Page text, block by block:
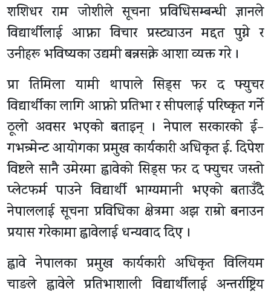
शशिधर राम जोशीले सूचना प्रविधिसम्बन्धी ज्ञानले
विद्यार्थीलाई आफ्ना विचार प्रस्ट्याउन मद्दत पुग्ने र
उनीहरू भविष्यका उद्यमी बन्नसक्ने आशा व्यक्त गरे ।
प्रा तिमिला यामी थापाले सिड्स फर द फ्युचर
विद्यार्थीका लागि आफ्नो प्रतिभा र सीपलाई परिष्कृत गर्ने
ठूलो अवसर भएको बताइन् । नेपाल सरकारको ई–
गभन्र्मेन्ट आयोगका प्रमुख कार्यकारी अधिकृत ई. दिपेश
विष्टले सानै उमेरमा ह्वावेको सिड्स फर द फ्युचर जस्तो
प्लेटफर्म पाउने विद्यार्थी भाग्यमानी भएको बताउँदै
नेपाललाई सूचना प्रविधिका क्षेत्रमा अझ राम्रो बनाउन
प्रयास गरेकामा ह्वावेलाई धन्यवाद दिए ।
ह्वावे नेपालका प्रमुख कार्यकारी अधिकृत विलियम
चाङले ह्वावेले प्रतिभाशाली विद्यार्थीलाई अन्तर्राष्ट्रिय